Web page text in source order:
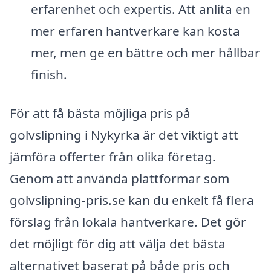
erfarenhet och expertis. Att anlita en
mer erfaren hantverkare kan kosta
mer, men ge en bättre och mer hållbar
finish.
För att få bästa möjliga pris på
golvslipning i Nykyrka är det viktigt att
jämföra offerter från olika företag.
Genom att använda plattformar som
golvslipning-pris.se kan du enkelt få flera
förslag från lokala hantverkare. Det gör
det möjligt för dig att välja det bästa
alternativet baserat på både pris och